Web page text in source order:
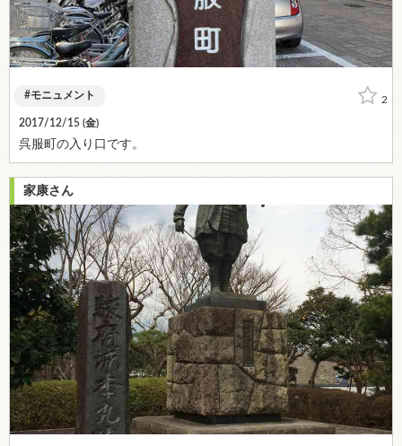
2
モニュメント
2017/12/15 (金)
呉服町の入り口です。
家康さん